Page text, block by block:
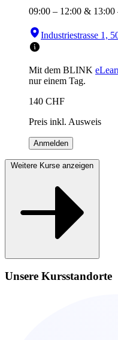
09:00 – 12:00 & 13:00
Industriestrasse 1,
Mit dem BLINK
nur einem Tag.
140 CHF
Preis inkl. Ausweis
Anmelden
Weitere Kurse anzeigen
Unsere Kursstandorte